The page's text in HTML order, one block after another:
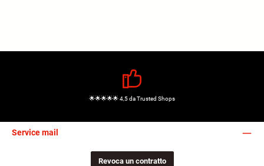
🌟🌟🌟🌟🌟 4,5 da Trusted Shops
Service mail
Revoca un contratto